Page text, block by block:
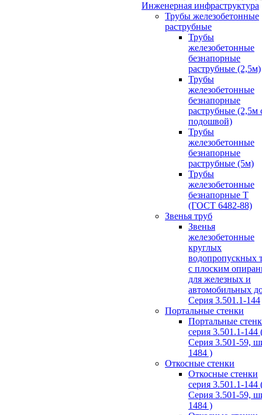
Инженерная инфраструктура
Трубы железобетонные
раструбные
Трубы
железобетонные
безнапорные
раструбные (2,5м)
Трубы
железобетонные
безнапорные
раструбные (2,5м
подошвой)
Трубы
железобетонные
безнапорные
раструбные (5м)
Трубы
железобетонные
безнапорные Т
(ГОСТ 6482-88)
Звенья труб
Звенья
железобетонные
круглых
водопропускных
с плоским
для железных и
автомобильных
Серия 3.501.1-144
Портальные стенки
Портальные
серия 3.501.1-144
Серия 3.501-59,
1484 )
Откосные стенки
Откосные стенки
серия 3.501.1-144
Серия 3.501-59,
1484 )